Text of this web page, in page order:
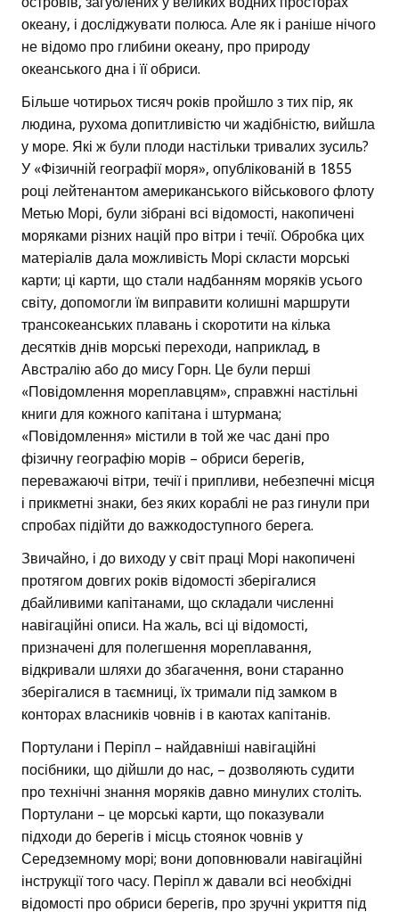
океану, і досліджувати полюса. Але як і раніше нічого
не відомо про глибини океану, про природу
океанського дна і її обриси.
Більше чотирьох тисяч років пройшло з тих пір, як
людина, рухома допитливістю чи жадібністю, вийшла
у море. Які ж були плоди настільки тривалих зусиль?
У «Фізичній географії моря», опублікованій в 1855
році лейтенантом американського військового флоту
Метью Морі, були зібрані всі відомості, накопичені
моряками різних націй про вітри і течії. Обробка цих
матеріалів дала можливість Морі скласти морські
карти; ці карти, що стали надбанням моряків усього
світу, допомогли їм виправити колишні маршрути
трансокеанських плавань і скоротити на кілька
десятків днів морські переходи, наприклад, в
Австралію або до мису Горн. Це були перші
«Повідомлення мореплавцям», справжні настільні
книги для кожного капітана і штурмана;
«Повідомлення» містили в той же час дані про
фізичну географію морів – обриси берегів,
переважаючі вітри, течії і припливи, небезпечні місця
і прикметні знаки, без яких кораблі не раз гинули при
спробах підійти до важкодоступного берега.
Звичайно, і до виходу у світ праці Морі накопичені
протягом довгих років відомості зберігалися
дбайливими капітанами, що складали численні
навігаційні описи. На жаль, всі ці відомості,
призначені для полегшення мореплавання,
відкривали шляхи до збагачення, вони старанно
зберігалися в таємниці, їх тримали під замком в
конторах власників човнів і в каютах капітанів.
Портулани і Періпл – найдавніші навігаційні
посібники, що дійшли до нас, – дозволяють судити
про технічні знання моряків давно минулих століть.
Портулани – це морські карти, що показували
підходи до берегів і місць стоянок човнів у
Середземному морі; вони доповнювали навігаційні
інструкції того часу. Періпл ж давали всі необхідні
відомості про обриси берегів, про зручні укриття під